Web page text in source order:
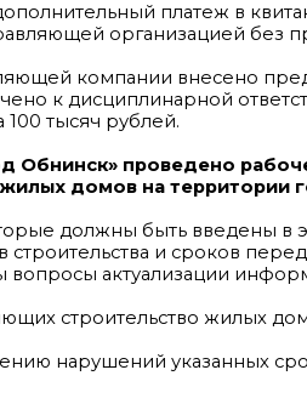
платеж в
организацией без
компании внесено
к дисциплинарной
тысяч рублей.
Обнинск» проведено
домов на территории
должны быть введены в
и сроков
вопросы актуализации
строительство жилых
нарушений указанных